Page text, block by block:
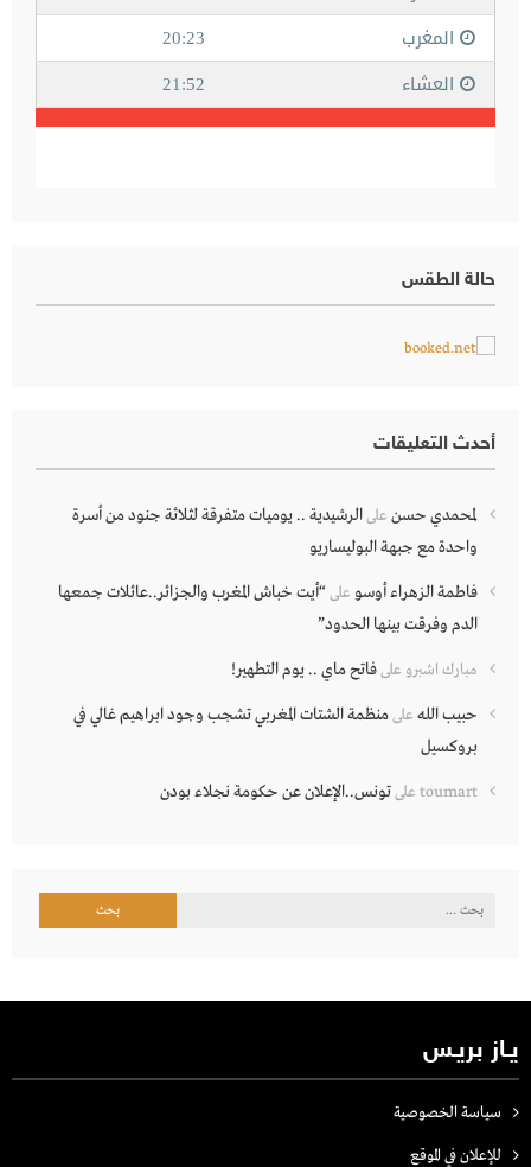
حالة الطقس
أحدث التعليقات
لمحمدي حسن علىالرشيدية .. يوميات متفرقة لثلاثة جنود من أسرة
واحدة مع جبهة البوليساريو
فاطمة الزهراء أوسو على“أيت خباش المغرب والجزائر..عائلات جمعها
الدم وفرقت بينها الحدود”
مبارك اشبرو علىفاتح ماي .. يوم التطهير!
حبيب الله علىمنظمة الشتات المغربي تشجب وجود ابراهيم غالي في
بروكسيل
toumart علىتونس..الإعلان عن حكومة نجلاء بودن
البحث
يـاز بريـس
سياسة الخصوصية
للإعلان في الموقع